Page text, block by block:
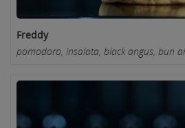
Freddy
pomodoro, insalata, black angus, bun